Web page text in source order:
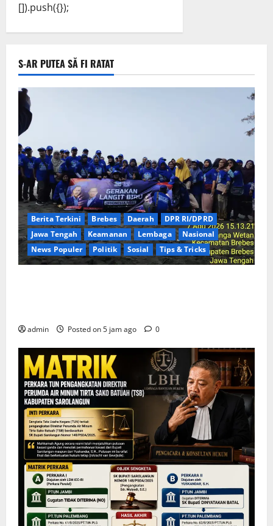
[]).push({});
S-AR PUTEA SĂ FI RATAT
Berita Terkini Brebes Daerah
DPR RI/DPRD
Jawa Tengah
Keamanan Lembaga
Nasional
News Populer
Politik Sosial Tips & Tricks
admin Posted on 5 jam ago 0